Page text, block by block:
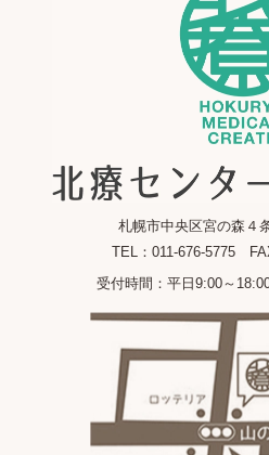
札幌市中央区宮の森４
TEL：011-676-5775
受付時間：平日9:00～